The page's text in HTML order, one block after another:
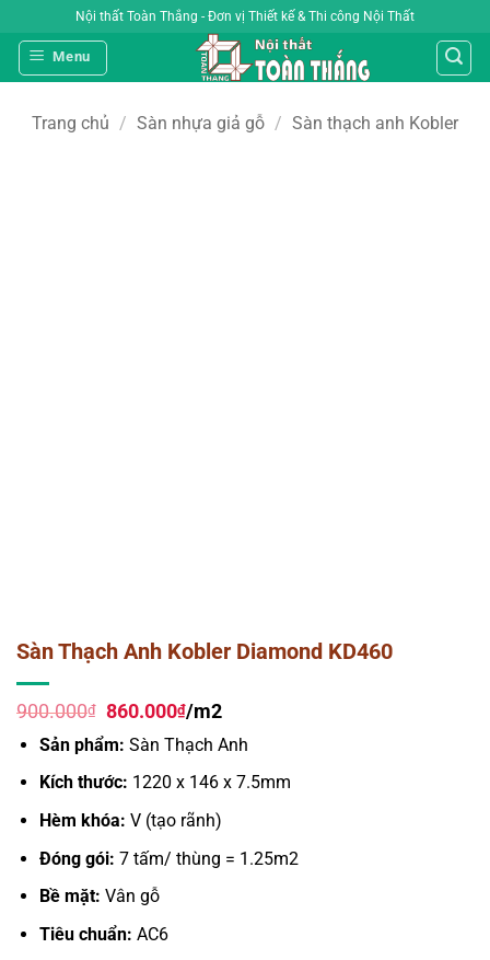
qua
nội
Nội thất Toàn Thắng - Đơn vị Thiết kế & Thi công Nội Thất
Menu
Trang chủ / Sàn nhựa giả gỗ / Sàn thạch anh Kobler
Sàn Thạch Anh Kobler Diamond KD460
900.000₫ Giá
là:
860.000₫Giá
tại
860.000₫.
/m2
Sản phẩm: Sàn Thạch Anh
Kích thước: 1220 x 146 x 7.5mm
Hèm khóa: V (tạo rãnh)
Đóng gói: 7 tấm/ thùng = 1.25m2
Bề mặt: Vân gỗ
Tiêu chuẩn: AC6